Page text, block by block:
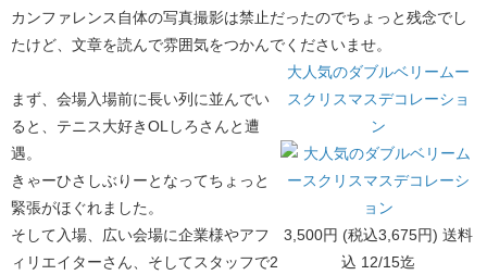
カンファレンス自体の写真撮影は禁止だったのでちょっと残念でし
たけど、文章を読んで雰囲気をつかんでくださいませ。
大人気のダブルベリームー
スクリスマスデコレーショ
ン
3,500円 (税込3,675円) 送料
込 12/15迄
まず、会場入場前に長い列に並んでい
ると、テニス大好きOLしろさんと遭
遇。
きゃーひさしぶりーとなってちょっと
緊張がほぐれました。
そして入場、広い会場に企業様やアフ
ィリエイターさん、そしてスタッフで2